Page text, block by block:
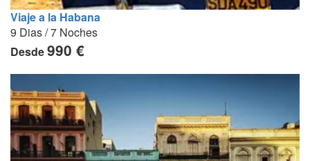
Viaje a la Habana
9 Dias / 7 Noches
Desde990 €